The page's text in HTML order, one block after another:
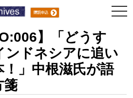
】「どうす
ンドネシアに追い
」中根滋氏が語
箋